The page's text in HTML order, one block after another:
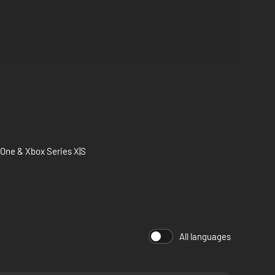
& Xbox Series X|S
All languages